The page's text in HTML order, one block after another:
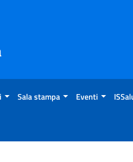
Sala stampa Eventi